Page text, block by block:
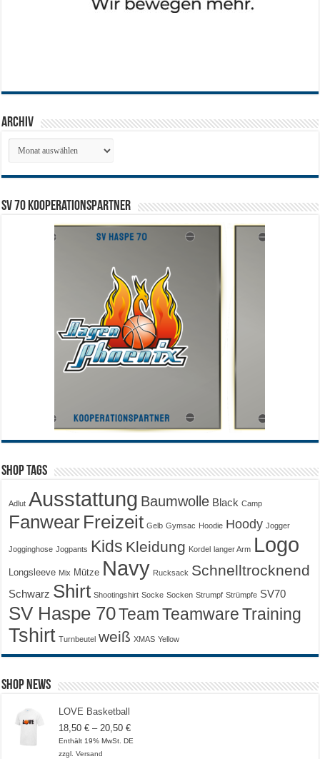
Archiv
Archiv
SV 70 Kooperationspartner
Shop Tags
Adlut Ausstattung Baumwolle Black Camp
Fanwear Freizeit Gelb Gymsac Hoodie Hoody Jogger
Jogginghose Jogpants Kids Kleidung Kordel langer Arm Logo
Longsleeve Mix Mütze Navy Rucksack Schnelltrocknend
Schwarz Shirt Shootingshirt Socke Socken Strumpf Strümpfe SV70
SV Haspe 70Team Teamware Training
Tshirt Turnbeutel weiß XMAS Yellow
Shop News
LOVE Basketball
18,50€ – 20,50€Preisspanne:
18,50 €
Enthält 19% MwSt. DE
zzgl.Versand